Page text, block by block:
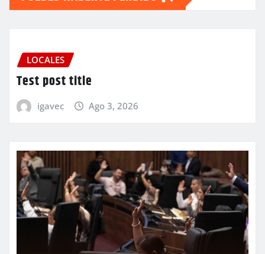
LOCALES
Test post title
igavec Ago 3, 2026